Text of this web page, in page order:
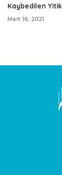
Kaybedilen Yitik
Mart 16, 2021